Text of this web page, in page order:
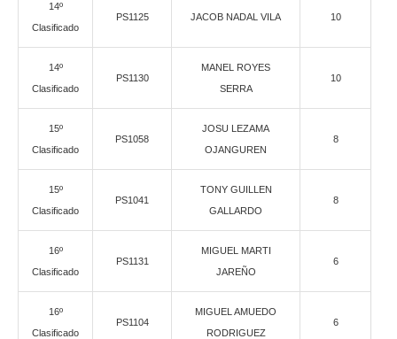
14º
Clasificado
PS1125 JACOB NADAL VILA 10
14º
Clasificado
PS1130
MANEL ROYES
SERRA
10
15º
Clasificado
PS1058
JOSU LEZAMA
OJANGUREN
8
15º
Clasificado
PS1041
TONY GUILLEN
GALLARDO
8
16º
Clasificado
PS1131
MIGUEL MARTI
JAREÑO
6
16º
Clasificado
PS1104
MIGUEL AMUEDO
RODRIGUEZ
6